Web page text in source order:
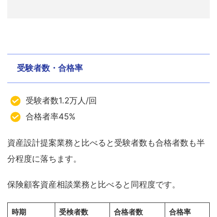
受験者数・合格率
受験者数1.2万人/回
合格者率45%
資産設計提案業務と比べると受験者数も合格者数も半
分程度に落ちます。
保険顧客資産相談業務と比べると同程度です。
時期 受検者数 合格者数 合格率